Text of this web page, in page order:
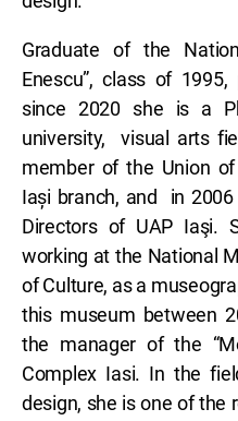
Graduate of the
Enescu”, class of
since 2020 she is a
university, visual arts
member of the Union
Iași branch, and in
Directors of UAP Iaşi.
working at the National
of Culture, as a
this museum between
the manager of the
Complex Iasi. In the
design, she is one of the